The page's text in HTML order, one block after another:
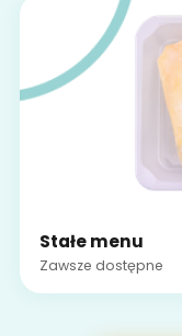
Stałe menu
Zawsze dostępne